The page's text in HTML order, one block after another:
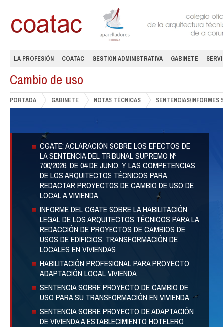
LA PROFESIÓN COATAC GESTIÓN ADMINISTRATIVA GABINETE
Cambio de uso
PORTADA GABINETE NOTAS TÉCNICAS SENTENCIAS/INFORMES
CGATE: ACLARACIÓN SOBRE LOS EFECTOS DE
LA SENTENCIA DEL TRIBUNAL SUPREMO Nº
700/2026, DE 04 DE JUNIO, Y LAS COMPETENCIAS
DE LOS ARQUITECTOS TÉCNICOS PARA
REDACTAR PROYECTOS DE CAMBIO DE USO DE
LOCAL A VIVIENDA
INFORME DEL CGATE SOBRE LA HABILITACIÓN
LEGAL DE LOS ARQUITECTOS TÉCNICOS PARA LA
REDACCIÓN DE PROYECTOS DE CAMBIOS DE
USOS DE EDIFICIOS. TRANSFORMACIÓN DE
LOCALES EN VIVIENDAS
HABILITACIÓN PROFESIONAL PARA PROYECTO
ADAPTACIÓN LOCAL VIVIENDA
SENTENCIA SOBRE PROYECTO DE CAMBIO DE
USO PARA SU TRANSFORMACIÓN EN VIVIENDA
SENTENCIA SOBRE PROYECTO DE ADAPTACIÓN
DE VIVIENDA A ESTABLECIMIENTO HOTELERO